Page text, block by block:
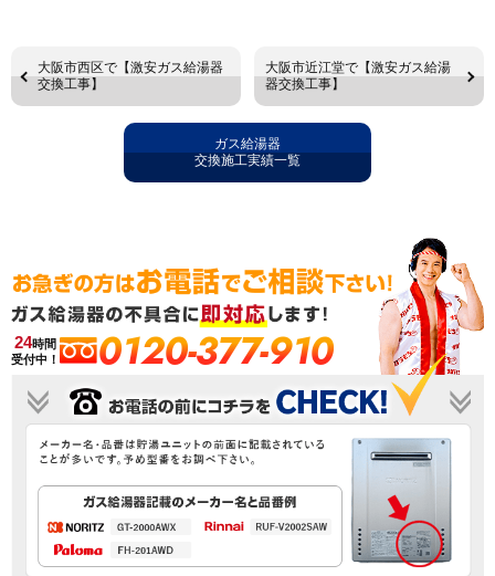
大阪市西区で【激安ガス給湯器
交換工事】
大阪市近江堂で【激安ガス給湯
器交換工事】
ガス給湯器
交換施工実績一覧
24時間
受付中！
0120-377-910